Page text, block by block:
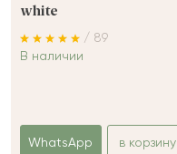
white
/ 89
В наличии
WhatsApp в корзину